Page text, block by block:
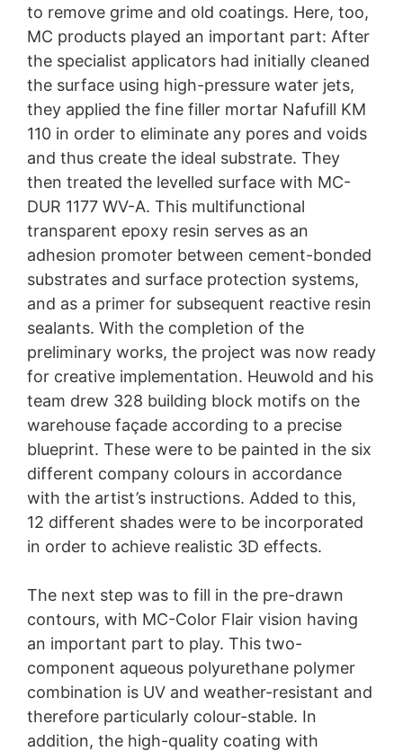
to remove grime and old coatings. Here, too,
MC products played an important part: After
the specialist applicators had initially cleaned
the surface using high-pressure water jets,
they applied the fine filler mortar Nafufill KM
110 in order to eliminate any pores and voids
and thus create the ideal substrate. They
then treated the levelled surface with MC-
DUR 1177 WV-A. This multifunctional
transparent epoxy resin serves as an
adhesion promoter between cement-bonded
substrates and surface protection systems,
and as a primer for subsequent reactive resin
sealants. With the completion of the
preliminary works, the project was now ready
for creative implementation. Heuwold and his
team drew 328 building block motifs on the
warehouse façade according to a precise
blueprint. These were to be painted in the six
different company colours in accordance
with the artist’s instructions. Added to this,
12 different shades were to be incorporated
in order to achieve realistic 3D effects.
The next step was to fill in the pre-drawn
contours, with MC-Color Flair vision having
an important part to play. This two-
component aqueous polyurethane polymer
combination is UV and weather-resistant and
therefore particularly colour-stable. In
addition, the high-quality coating with